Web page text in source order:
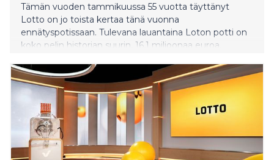
Tämän vuoden tammikuussa 55 vuotta täyttänyt
Lotto on jo toista kertaa tänä vuonna
ennätyspotissaan. Tulevana lauantaina Loton potti on
koko pelin historian suurin, 16,1 miljoonaa euroa.
Karjalan innokkaimmat lottoajat.